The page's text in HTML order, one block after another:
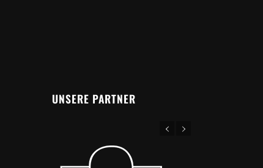
UNSERE PARTNER